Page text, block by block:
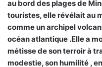
au bord des plages de
touristes, elle révélait au
comme un archipel
océan atlantique .Elle a
métisse de son terroir à
modestie, son humilité ,